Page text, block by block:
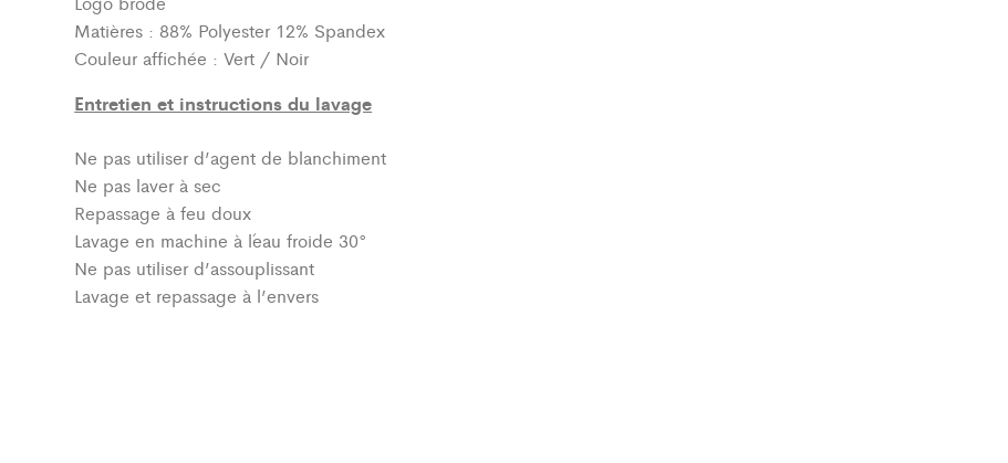
Matières : 88% Polyester 12% Spandex
Couleur affichée : Vert / Noir
Entretien et instructions du lavage
Ne pas utiliser d’agent de blanchiment
Ne pas laver à sec
Repassage à feu doux
Lavage en machine à l´eau froide 30°
Ne pas utiliser d’assouplissant
Lavage et repassage à l’envers